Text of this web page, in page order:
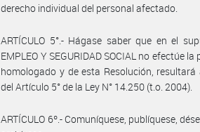
derecho individual del personal afectado.
ARTÍCULO 5°.- Hágase saber que en el
EMPLEO Y SEGURIDAD SOCIAL no efectúe
homologado y de esta Resolución,
del Artículo 5° de la Ley N° 14.250 (t.o. 2004).
ARTÍCULO 6º.- Comuníquese, publíquese,